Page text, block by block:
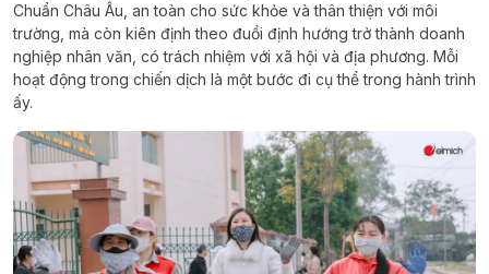
Chuẩn Châu Âu, an toàn cho sức khỏe và thân thiện với môi
trường, mà còn kiên định theo đuổi định hướng trở thành doanh
nghiệp nhân văn, có trách nhiệm với xã hội và địa phương. Mỗi
hoạt động trong chiến dịch là một bước đi cụ thể trong hành trình
ấy.